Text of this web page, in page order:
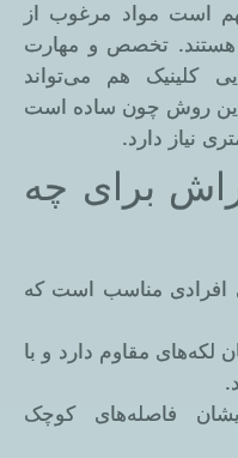
است مواد مرغوب از
هستند. تخصص و مهارت
کلینیک هم می‌تواند
این روش چون ساده است
نیاز دارد.
برای چه
افرادی مناسب است که
لکه‌های مقاوم دارد و با
فاصله‌های کوچک